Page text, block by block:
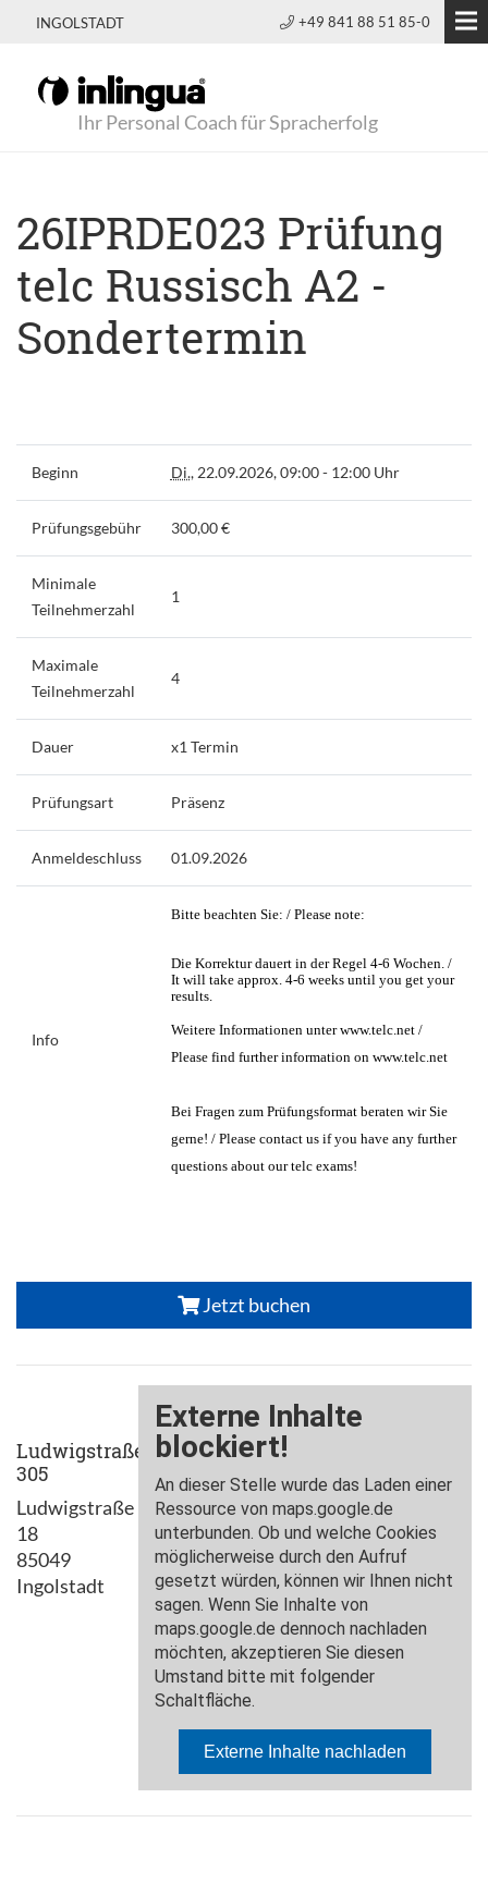
INGOLSTADT +49 841 88 51 85-0
Ihr Personal Coach für Spracherfolg
26IPRDE023 Prüfung
telc Russisch A2 -
Sondertermin
Beginn Di., 22.09.2026, 09:00 - 12:00 Uhr
Prüfungsgebühr 300,00 €
Minimale
Teilnehmerzahl
1
Maximale
Teilnehmerzahl
4
Dauer x1 Termin
Prüfungsart Präsenz
Anmeldeschluss 01.09.2026
Info
Bitte beachten Sie: / Please note:
Die Korrektur dauert in der Regel 4-6 Wochen. /
It will take approx. 4-6 weeks until you get your
results.
Weitere Informationen unter www.telc.net /
Please find further information on www.telc.net
Bei Fragen zum Prüfungsformat beraten wir Sie
gerne! / Please contact us if you have any further
questions about our telc exams!
Jetzt buchen
Ludwigstraße
305
Ludwigstraße
18
85049
Ingolstadt